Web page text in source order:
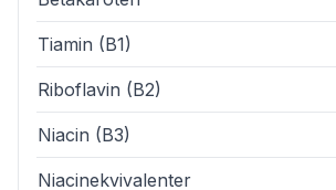
Tiamin (B1)
Riboflavin (B2)
Niacin (B3)
Niacinekvivalenter